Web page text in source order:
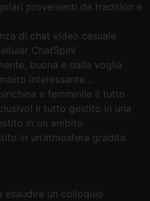
provenienti da tradition e
di chat video casuale
ChatSpin!
buona e dalla voglia
interessante…
e femminile il tutto
Il tutto gestito in una
in un ambito
in un’atmosfera gradita.
esaudire un colloquio